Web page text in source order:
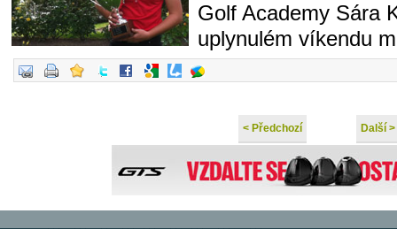
Golf Academy Sára
uplynulém víkendu
< Předchozí Další >